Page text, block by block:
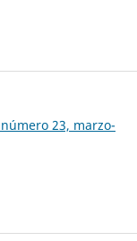
23, marzo-